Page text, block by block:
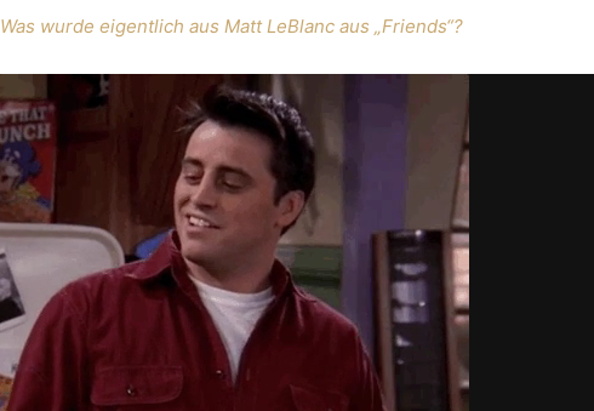
Was wurde eigentlich aus Matt LeBlanc aus „Friends“?